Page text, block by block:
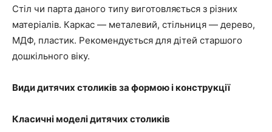
Стіл чи парта даного типу виготовляється з різних
матеріалів. Каркас — металевий, стільниця — дерево,
МДФ, пластик. Рекомендується для дітей старшого
дошкільного віку.
Види дитячих столиків за формою і конструкції
Класичні моделі дитячих столиків